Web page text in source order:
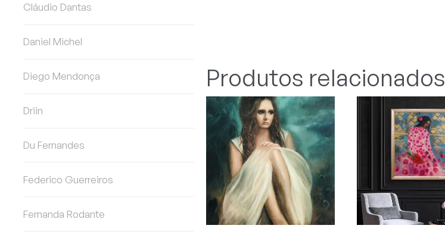
Cláudio Dantas
Daniel Michel
Diego Mendonça
Driin
Du Fernandes
Federico Guerreiros
Fernanda Rodante
Produtos relacionados